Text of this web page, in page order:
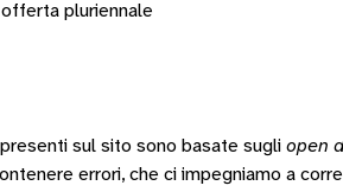
pluriennale
sul sito sono basate sugli open
errori, che ci impegniamo a